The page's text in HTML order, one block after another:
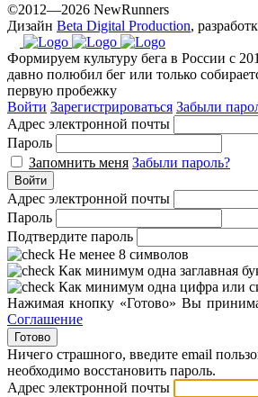
©2012—2026 NewRunners
Дизайн Beta Digital Production,
Формируем культуру бега в России с
давно полюбил бег или только
первую пробежку
Войти Зарегистрироваться Забыли
Адрес электронной почты
Пароль
Запомнить меня Забыли пароль?
Войти
Адрес электронной почты
Пароль
Подтвердите пароль
Не менее 8 символов
Как минимум одна заглавная
Как минимум одна цифра или
Нажимая кнопку «Готово» Вы
Соглашение
Готово
Ничего страшного, введите email
необходимо восстановить пароль.
Адрес электронной почты